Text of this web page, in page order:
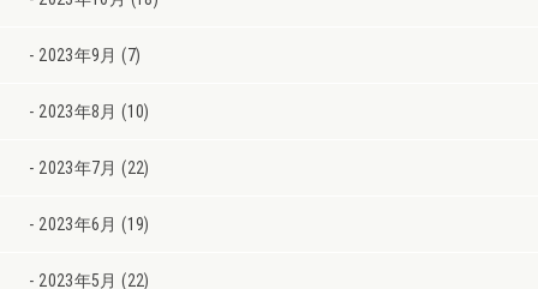
2023年9月 (7)
2023年8月 (10)
2023年7月 (22)
2023年6月 (19)
2023年5月 (22)